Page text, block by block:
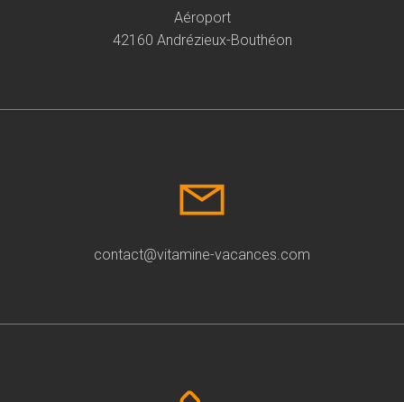
Aéroport
42160 Andrézieux-Bouthéon
contact@vitamine-vacances.com